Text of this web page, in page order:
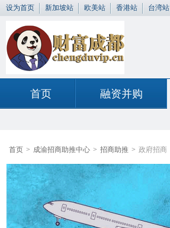
设为首页 新加坡站 欧美站 香港站 台湾站
首页 融资并购
首页 > 成渝招商助推中心 > 招商助推 > 政府招商